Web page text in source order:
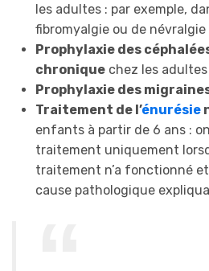
les adultes : par exemple,
fibromyalgie ou de
Prophylaxie des
chroniquechez les adultes
Prophylaxie des
Traitement de l’énurésie
enfants à partir de 6 ans :
traitement uniquement
traitement n’a fonctionné et
cause pathologique